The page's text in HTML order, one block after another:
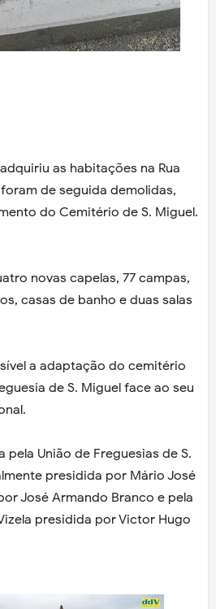
as habitações na Rua
de seguida demolidas,
do Cemitério de S. Miguel.
novas capelas, 77 campas,
casas de banho e duas salas
a adaptação do cemitério
de S. Miguel face ao seu
pela União de Freguesias de S.
presidida por Mário José
José Armando Branco e pela
presidida por Victor Hugo